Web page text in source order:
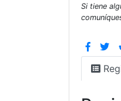
Si tiene